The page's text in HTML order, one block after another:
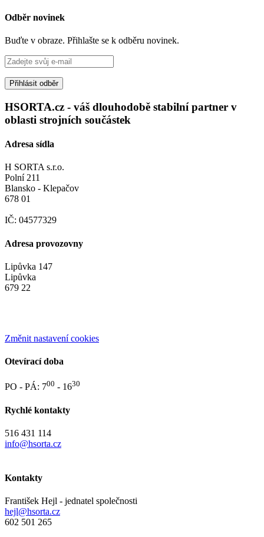
Odběr novinek
Buďte v obraze. Přihlašte se k odběru novinek.
Přihlásit odběr
HSORTA.cz - váš dlouhodobě stabilní partner v
oblasti strojních součástek
Adresa sídla
H SORTA s.r.o.
Polní 211
Blansko - Klepačov
678 01
IČ: 04577329
Adresa provozovny
Lipůvka 147
Lipůvka
679 22
Změnit nastavení cookies
Otevírací doba
PO - PÁ: 700 - 1630
Rychlé kontakty
516 431 114
info@hsorta.cz
Kontakty
František Hejl - jednatel společnosti
hejl@hsorta.cz
602 501 265